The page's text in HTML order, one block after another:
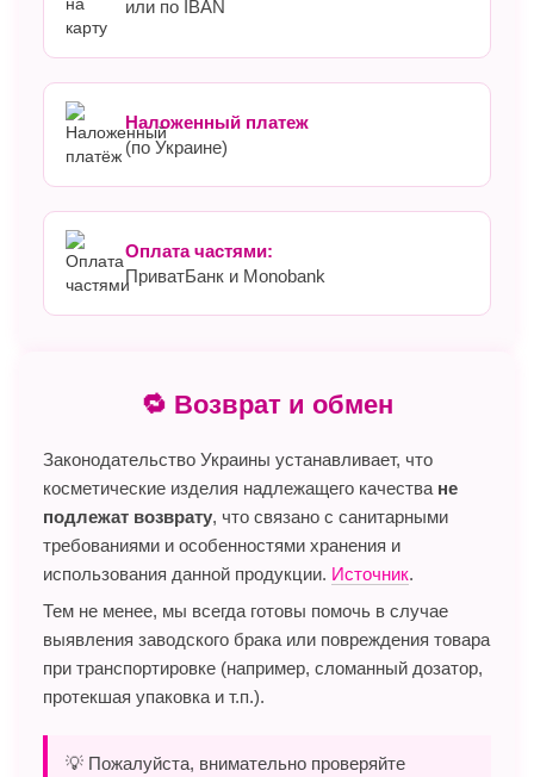
или по IBAN
Наложенный платеж
(по Украине)
Оплата частями:
ПриватБанк и Monobank
🔁 Возврат и обмен
Законодательство Украины устанавливает, что
косметические изделия надлежащего качества не
подлежат возврату, что связано с санитарными
требованиями и особенностями хранения и
использования данной продукции. Источник.
Тем не менее, мы всегда готовы помочь в случае
выявления заводского брака или повреждения товара
при транспортировке (например, сломанный дозатор,
протекшая упаковка и т.п.).
💡 Пожалуйста, внимательно проверяйте